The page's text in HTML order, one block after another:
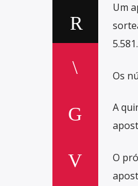
Um
Os
A
O